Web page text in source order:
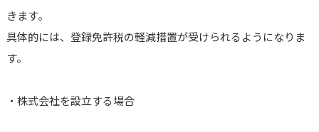
きます。
具体的には、登録免許税の軽減措置が受けられるようになりま
す。
・株式会社を設立する場合